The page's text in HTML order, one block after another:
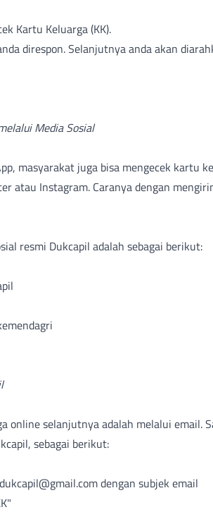
Kartu Keluarga (KK).
direspon. Selanjutnya anda akan
Media Sosial
masyarakat juga bisa mengecek kartu
atau Instagram. Caranya dengan
resmi Dukcapil adalah sebagai berikut:
online selanjutnya adalah melalui email.
sebagai berikut:
dengan subjek email
KK"